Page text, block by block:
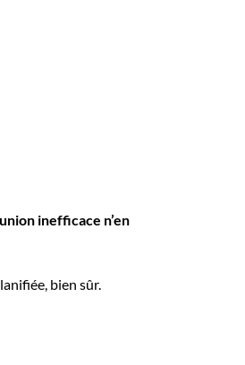
inefficace n’en
bien sûr.